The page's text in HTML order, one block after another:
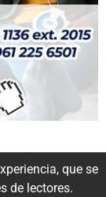
que se
de lectores.